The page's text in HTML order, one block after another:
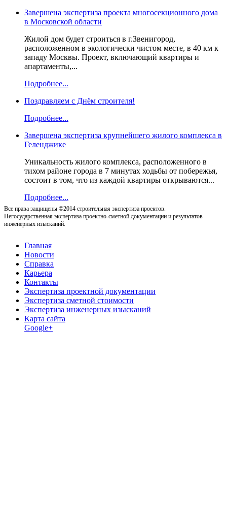
Завершена экспертиза проекта многосекционного дома
в Московской области
Жилой дом будет строиться в г.Звенигород,
расположенном в экологически чистом месте, в 40 км к
западу Москвы. Проект, включающий квартиры и
апартаменты,...
Подробнее...
Поздравляем с Днём строителя!
Подробнее...
Завершена экспертиза крупнейшего жилого комплекса в
Геленджике
Уникальность жилого комплекса, расположенного в
тихом районе города в 7 минутах ходьбы от побережья,
состоит в том, что из каждой квартиры открываются...
Подробнее...
Все права защищены ©2014 строительная экспертиза проектов.
Негосударственная экспертиза проектно-сметной документации и результатов
инженерных изысканий.
Главная
Новости
Справка
Карьера
Контакты
Экспертиза проектной документации
Экспертиза сметной стоимости
Экспертиза инженерных изысканий
Карта сайта
Google+